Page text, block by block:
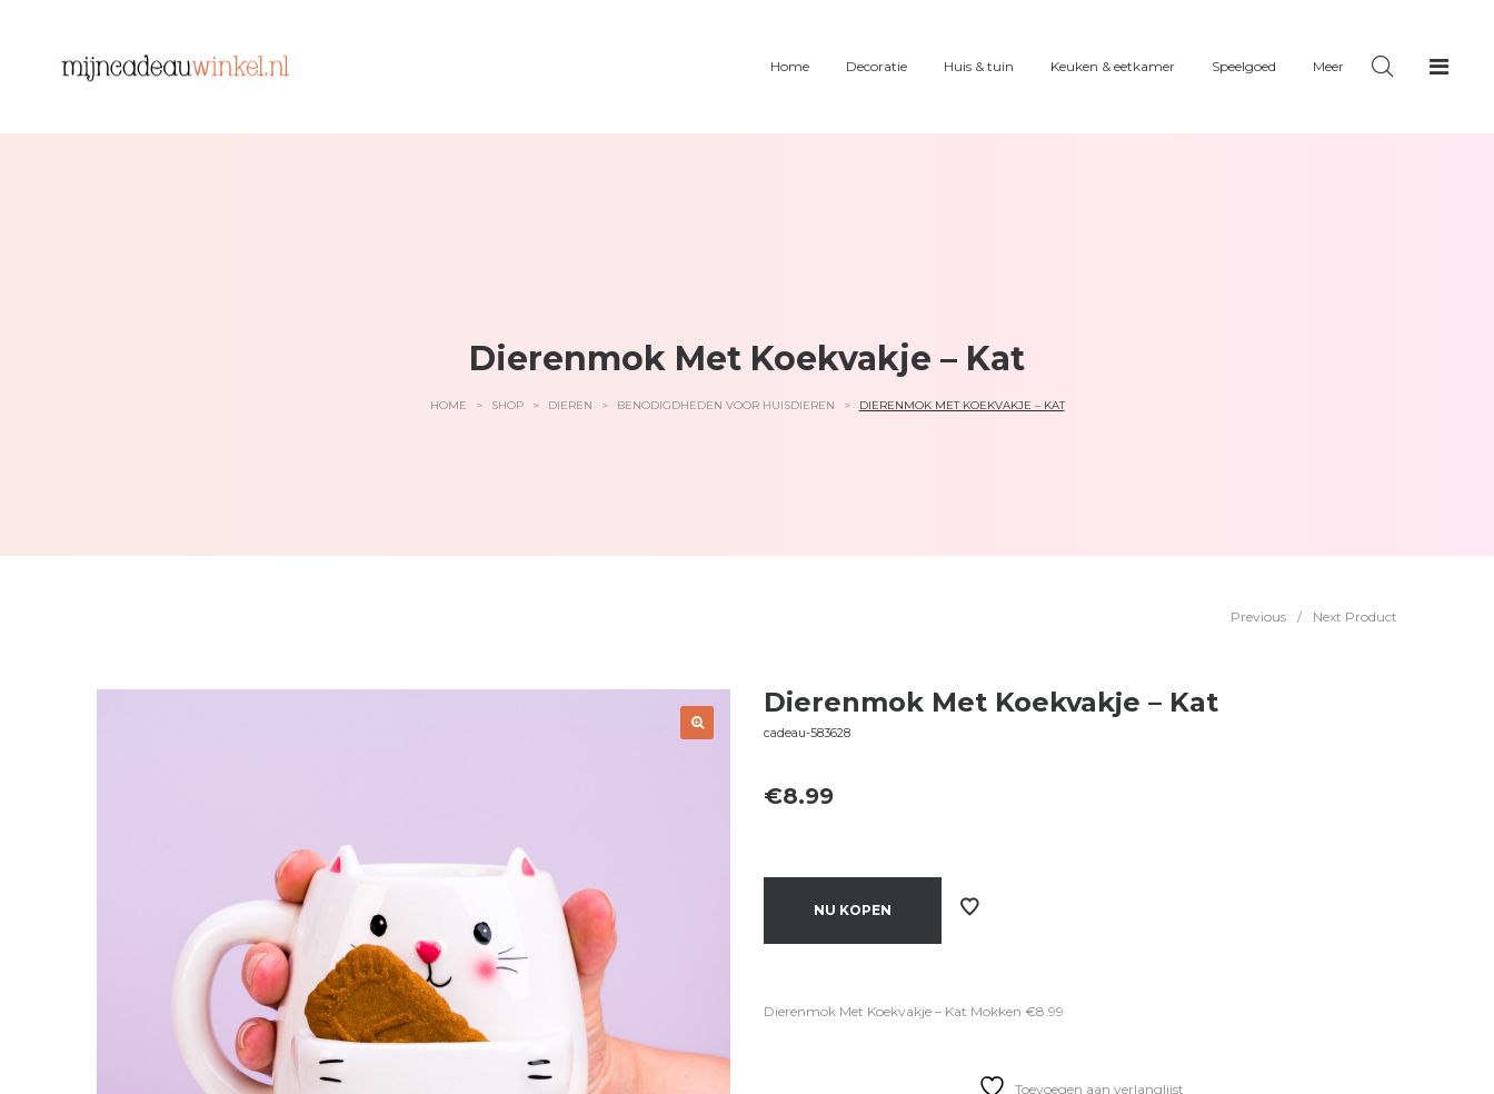
Home Decoratie Huis & tuin Keuken & eetkamer Speelgoed Meer
Dierenmok Met Koekvakje – Kat
HOME > SHOP > DIEREN > BENODIGDHEDEN VOOR HUISDIEREN > DIERENMOK MET KOEKVAKJE – KAT
Previous / Next Product
Dierenmok Met Koekvakje – Kat
cadeau-583628
€8.99
NU KOPEN
Dierenmok Met Koekvakje – Kat Mokken €8.99
Toevoegen aan verlanglijst